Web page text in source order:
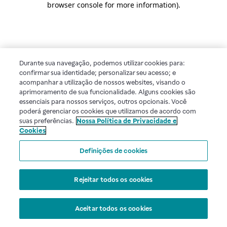
browser console for more information).
Durante sua navegação, podemos utilizar cookies para:
confirmar sua identidade; personalizar seu acesso; e
acompanhar a utilização de nossos websites, visando o
aprimoramento de sua funcionalidade. Alguns cookies são
essenciais para nossos serviços, outros opcionais. Você
poderá gerenciar os cookies que utilizamos de acordo com
suas preferências. Nossa Política de Privacidade e
Cookies
Definições de cookies
Rejeitar todos os cookies
Aceitar todos os cookies